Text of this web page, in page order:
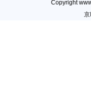
Copyright